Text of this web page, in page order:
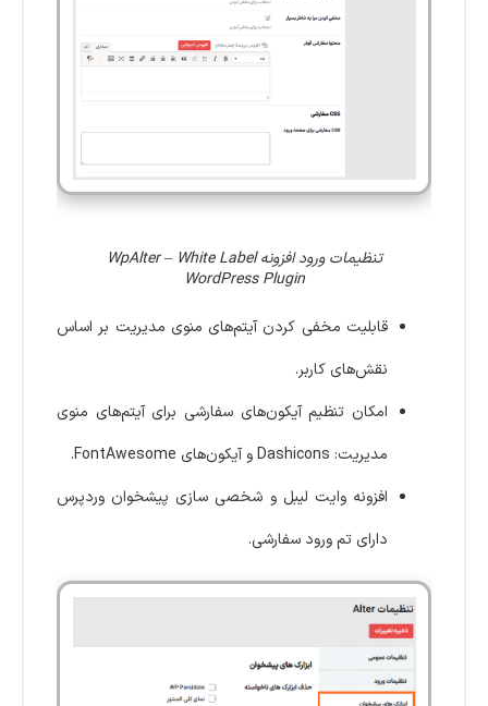
تنظیمات ورود افزونه WpAlter – White Label
WordPress Plugin
قابلیت مخفی کردن آیتم‌های منوی مدیریت بر اساس
نقش‌های کاربر.
امکان تنظیم آیکون‌های سفارشی برای آیتم‌های منوی
مدیریت: Dashicons و آیکون‌های FontAwesome.
افزونه وایت ‌لیبل و شخصی ‌سازی پیشخوان وردپرس
دارای تم ورود سفارشی.